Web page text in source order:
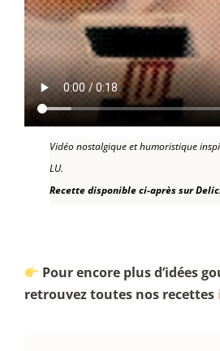
Vidéo nostalgique et humoristique
LU.
Recette disponible ci-après sur
Pour encore plus d’idées
retrouvez toutes nos recettes